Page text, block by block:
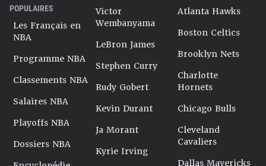
POPULAIRES
Les Français en
NBA
Programme NBA
Classements NBA
Salaires NBA
Playoffs NBA
Dossiers NBA
Victor
Wembanyama
LeBron James
Stephen Curry
Rudy Gobert
Kevin Durant
Ja Morant
Kyrie Irving
Atlanta Hawks
Boston Celtics
Brooklyn Nets
Charlotte
Hornets
Chicago Bulls
Cleveland
Cavaliers
Dallas Mavericks